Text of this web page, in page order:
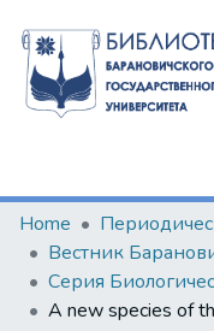
Communities &
All of DSpace
Statistics
Home